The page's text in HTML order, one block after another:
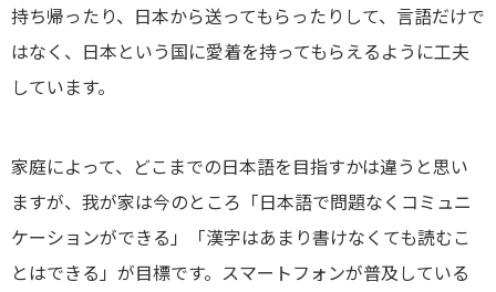
持ち帰ったり、日本から送ってもらったりして、言語だけで
はなく、日本という国に愛着を持ってもらえるように工夫
しています。
家庭によって、どこまでの日本語を目指すかは違うと思い
ますが、我が家は今のところ「日本語で問題なくコミュニ
ケーションができる」「漢字はあまり書けなくても読むこ
とはできる」が目標です。スマートフォンが普及している